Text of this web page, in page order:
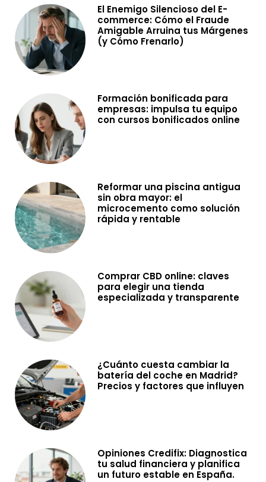
El Enemigo Silencioso del E-
commerce: Cómo el Fraude
Amigable Arruina tus Márgenes
(y Cómo Frenarlo)
Formación bonificada para
empresas: impulsa tu equipo
con cursos bonificados online
Reformar una piscina antigua
sin obra mayor: el
microcemento como solución
rápida y rentable
Comprar CBD online: claves
para elegir una tienda
especializada y transparente
¿Cuánto cuesta cambiar la
batería del coche en Madrid?
Precios y factores que influyen
Opiniones Credifix: Diagnostica
tu salud financiera y planifica
un futuro estable en España.